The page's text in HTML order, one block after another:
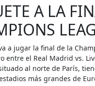
A LA
a jugar la final de la
entre el Real Madrid vs.
al norte de París,
más grandes de